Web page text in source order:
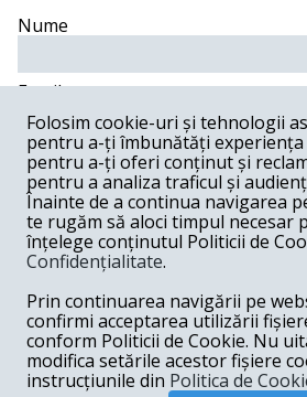
Nume
Email
Comentariu
Postează comentariu
Lilian -06-14-2017
Cere demisia guvernului, un fost
al lui Dragnea... Atenție PSD !
Folosim cookie-uri și tehnologii
pentru a-ți îmbunătăți experiența
pentru a-ți oferi conținut și
pentru a analiza traficul și
Înainte de a continua navigarea
te rugăm să aloci timpul necesar
înțelege conținutul Politicii de
Confidențialitate.
Prin continuarea navigării pe
confirmi acceptarea utilizării
conform Politicii de Cookie. Nu
modifica setările acestor fișiere
instrucțiunile din Politica de